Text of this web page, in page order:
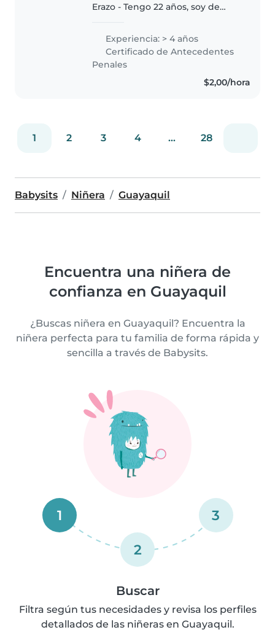
Erazo - Tengo 22 años, soy de
Actualmente me gradué de la
carrera de Tecnico Superior en
Enfermería - Mi experiencia..
Experiencia: > 4 años
Certificado de Antecedentes
Penales
$2,00/hora
1 2 3 4 ... 28
Babysits Niñera Guayaquil
Encuentra una niñera de
confianza en Guayaquil
¿Buscas niñera en Guayaquil? Encuentra la
niñera perfecta para tu familia de forma rápida y
sencilla a través de Babysits.
1
2
3
Buscar
Filtra según tus necesidades y revisa los perfiles
detallados de las niñeras en Guayaquil.